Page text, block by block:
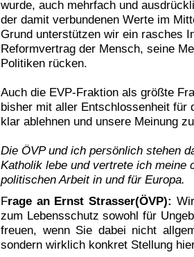
wurde, auch mehrfach und
der damit verbundenen Werte im
Grund unterstützen wir ein rasches
Reformvertrag der Mensch, seine
Politiken rücken.
Auch die EVP-Fraktion als größte
bisher mit aller Entschlossenheit für
klar ablehnen und unsere Meinung
Die ÖVP und ich persönlich stehen
Katholik lebe und vertrete ich meine
politischen Arbeit in und für Europa.
Frage an Ernst Strasser(ÖVP):
zum Lebensschutz sowohl für
freuen, wenn Sie dabei nicht
sondern wirklich konkret Stellung